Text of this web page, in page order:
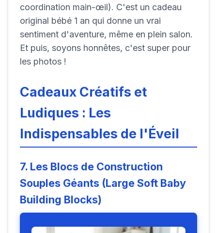
coordination main-œil). C'est un cadeau
original bébé 1 an qui donne un vrai
sentiment d'aventure, même en plein salon.
Et puis, soyons honnêtes, c'est super pour
les photos !
Cadeaux Créatifs et
Ludiques : Les
Indispensables de l'Éveil
7. Les Blocs de Construction
Souples Géants (Large Soft Baby
Building Blocks)